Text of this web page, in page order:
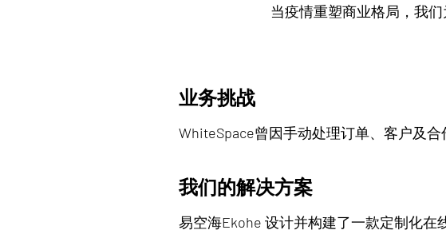
当疫情重塑商业格局，我
业务挑战
WhiteSpace曾因手动处理订单、客户及
我们的解决方案
易空海Ekohe 设计并构建了一款定制化